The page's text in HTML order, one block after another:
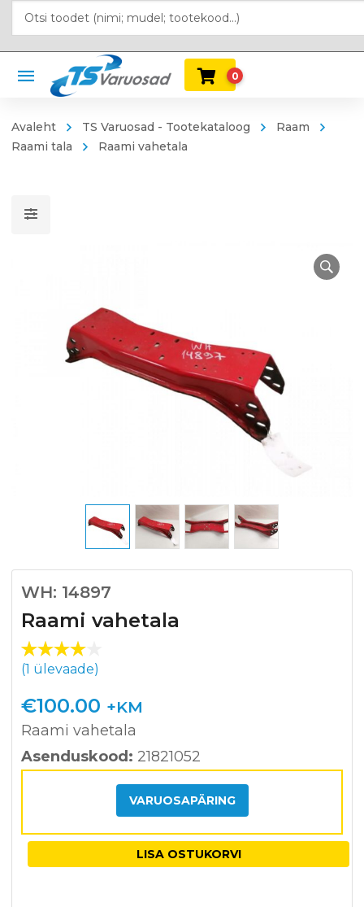
0
Avaleht TS Varuosad - Tootekataloog
Raam
Raami tala
Raami vahetala
WH: 14897
Raami vahetala
Hinnat
ud
4.00/5
1
kliendi
hinnan
põhjal
(1 ülevaade)
€100.00 +KM
Raami vahetala
Asenduskood: 21821052
VARUOSAPÄRING
LISA OSTUKORVI